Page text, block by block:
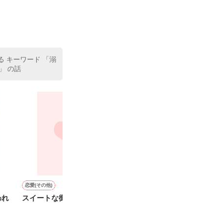
居まで提案
キーワード 「溺
の話
れ
恋愛(その他)
スイートな御曹司と愛され